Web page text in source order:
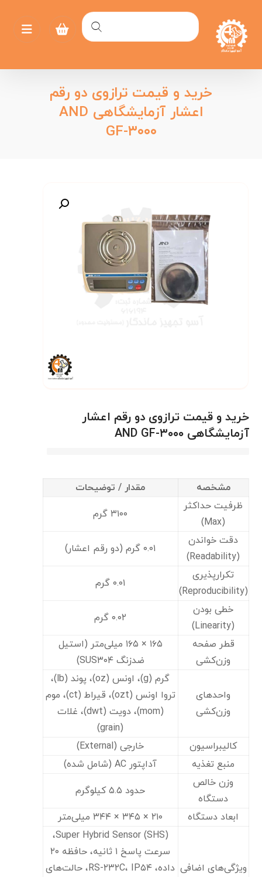
خرید و قیمت ترازوی دو رقم
اعشار آزمایشگاهی AND
GF-۳۰۰۰
خرید و قیمت ترازوی دو رقم اعشار
آزمایشگاهی AND GF-۳۰۰۰
مشخصه
مقدار / توضیحات
ظرفیت حداکثر
(Max)
۳۱۰۰ گرم
دقت خواندن
(Readability)
۰.۰۱ گرم (دو رقم اعشار)
تکرارپذیری
(Reproducibility)
۰.۰۱ گرم
خطی بودن
(Linearity)
۰.۰۲ گرم
قطر صفحه
وزن‌کشی
۱۶۵ × ۱۶۵ میلی‌متر (استیل
ضدزنگ SUS۳۰۴)
واحدهای
وزن‌کشی
گرم (g)، اونس (oz)، پوند (lb)،
تروا اونس (ozt)، قیراط (ct)، موم
(mom)، دویت (dwt)، غلات
(grain)
کالیبراسیون
خارجی (External)
منبع تغذیه
آداپتور AC (شامل شده)
وزن خالص
دستگاه
حدود ۵.۵ کیلوگرم
ابعاد دستگاه ۲۱۰ × ۳۴۵ × ۳۴۴ میلی‌متر
ویژگی‌های اضافی
Super Hybrid Sensor (SHS)،
سرعت پاسخ ۱ ثانیه، حافظه ۲۰
داده، RS-۲۳۲C، IP۵۴، حالت‌های